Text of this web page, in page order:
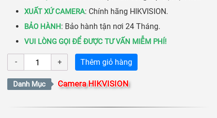
XUẤT XỨ CAMERA: Chính hãng HIKVISION.
BẢO HÀNH: Bảo hành tận nơi 24 Tháng.
VUI LÒNG GỌI ĐỂ ĐƯỢC TƯ VẤN MIỄM PHÍ!
Thêm giỏ hàng
Danh Mục Camera HIKVISION